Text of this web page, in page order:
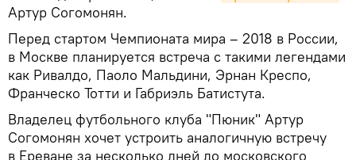
Артур Согомонян.
Перед стартом Чемпионата мира – 2018 в России,
в Москве планируется встреча с такими легендами
как Ривалдо, Паоло Мальдини, Эрнан Креспо,
Франческо Тотти и Габриэль Батистута.
Владелец футбольного клуба "Пюник" Артур
Согомонян хочет устроить аналогичную встречу
в Ереване за несколько дней до московского